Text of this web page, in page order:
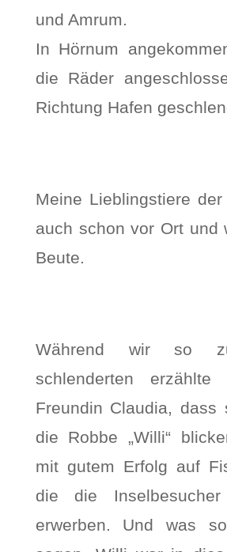
und Amrum.
In Hörnum
die Räder
Richtung Hafen
Meine Lieblingstiere
auch schon vor Ort und
Beute.
Während wir so
schlenderten
Freundin Claudia, dass
die Robbe „Willi“
mit gutem Erfolg auf
die die
erwerben. Und was